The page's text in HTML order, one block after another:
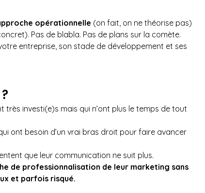
opérationnelle (on fait, on ne théorise pas)
Pas de blabla. Pas de plans sur la comète.
entreprise, son stade de développement et ses
très investi(e)s mais qui n’ont plus le temps de tout
ont besoin d’un vrai bras droit pour faire avancer
que leur communication ne suit plus.
de professionnalisation de leur marketing sans
et parfois risqué.